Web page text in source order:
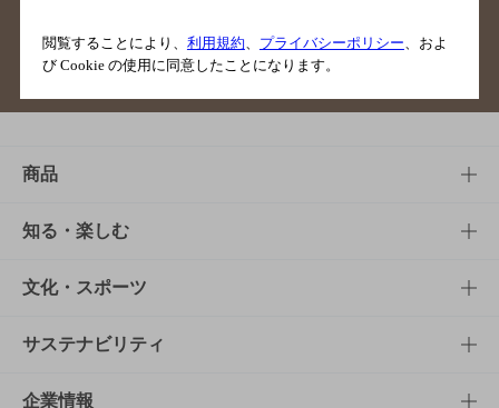
サイトマップ ご意見・ご感想
商品
商品TOP
商品一覧
商品発売情報
栄養成分一覧
知る・楽しむ
知る・楽しむTOP
キャンペーン
工場見学
文化・スポーツ
文化・スポーツTOP
サントリーホール
サステナビリティ
サステナビリティTOP
企業情報
閲覧することにより、 利用規約、 プライバシーポリシー、およ
び Cookie の使用に同意したことになります。